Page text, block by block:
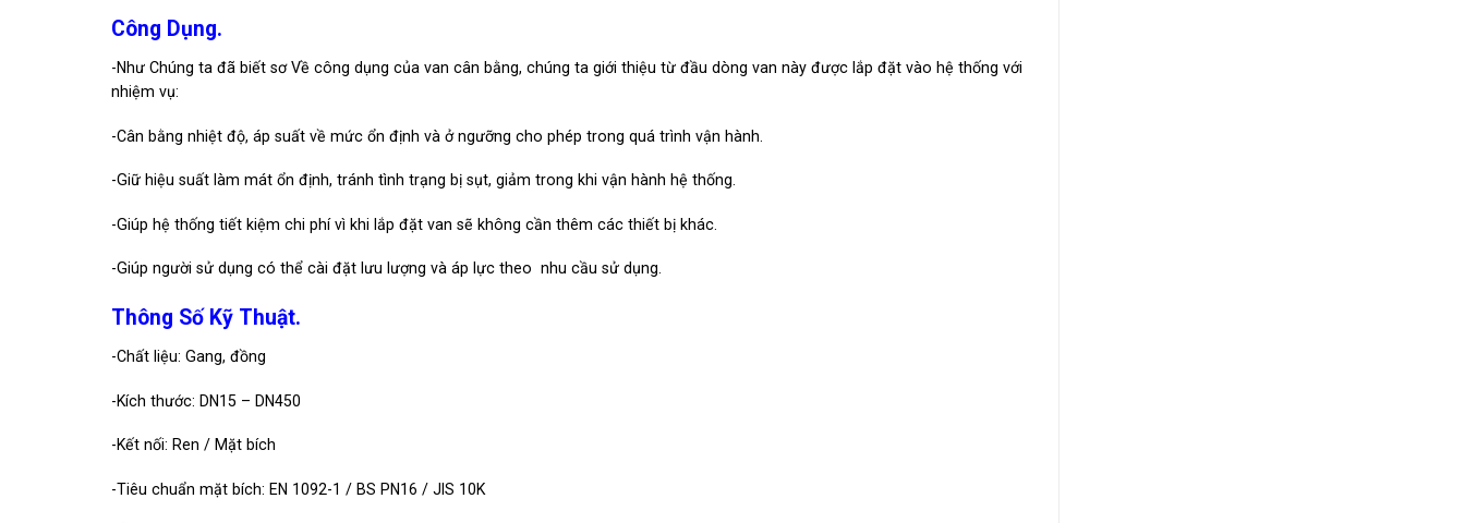
Công Dụng.
-Như Chúng ta đã biết sơ Về công dụng của van cân bằng, chúng ta giới thiệu từ đầu dòng van này được lắp đặt vào hệ thống với
nhiệm vụ:
-Cân bằng nhiệt độ, áp suất về mức ổn định và ở ngưỡng cho phép trong quá trình vận hành.
-Giữ hiệu suất làm mát ổn định, tránh tình trạng bị sụt, giảm trong khi vận hành hệ thống.
-Giúp hệ thống tiết kiệm chi phí vì khi lắp đặt van sẽ không cần thêm các thiết bị khác.
-Giúp người sử dụng có thể cài đặt lưu lượng và áp lực theo nhu cầu sử dụng.
Thông Số Kỹ Thuật.
-Chất liệu: Gang, đồng
-Kích thước: DN15 – DN450
-Kết nối: Ren / Mặt bích
-Tiêu chuẩn mặt bích: EN 1092-1 / BS PN16 / JIS 10K